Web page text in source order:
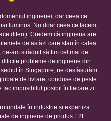
ingineriei, dar ceea ce
luminos. Nu doar ceea ce facem,
diferiți. Credem că ingineria are
de astăzi care stau în calea
am străduit să fim cel mai de
probleme de inginerie din
în Singapore, ne desfășurăm
de livrare, conduse de peste
fac imposibilul posibil în fiecare zi.
în industrie și expertiza
de inginerie de produs E2E.